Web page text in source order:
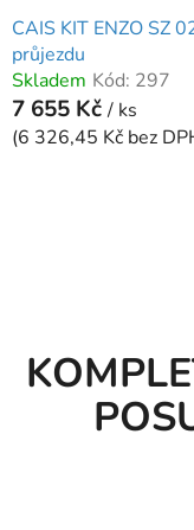
CAIS KIT ENZO SZ
průjezdu
Skladem Kód: 297
7 655 Kč / ks
(6 326,45 Kč bez